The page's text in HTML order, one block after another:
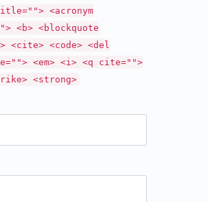
<acronym
<b> <blockquote
<cite> <code> <del
<em> <i> <q cite="">
<strong>